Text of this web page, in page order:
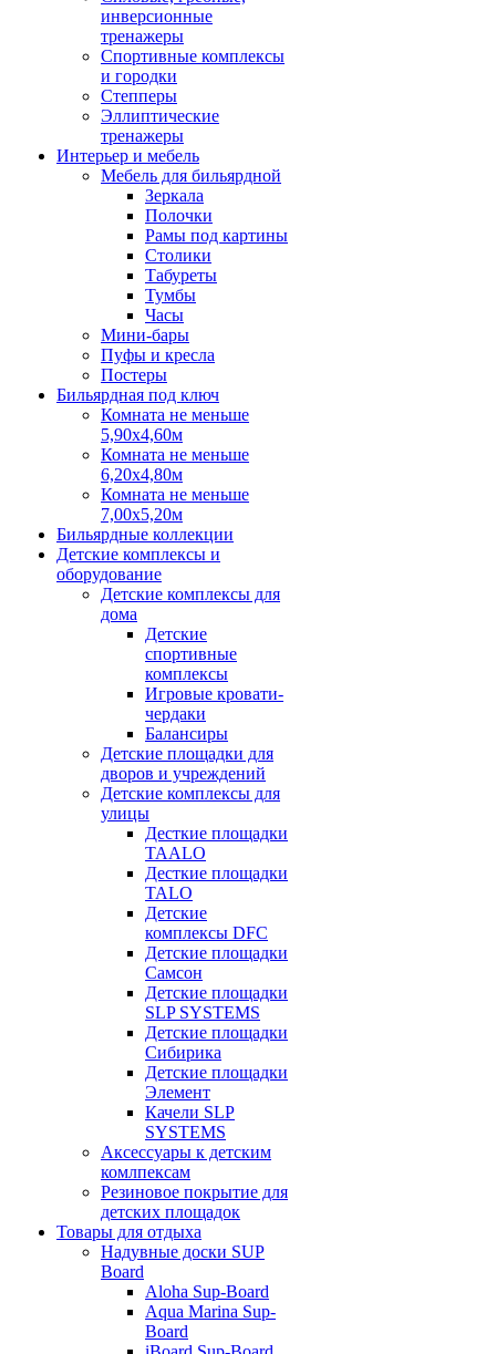
инверсионные
тренажеры
Спортивные комплексы
и городки
Степперы
Эллиптические
тренажеры
Интерьер и мебель
Мебель для бильярдной
Зеркала
Полочки
Рамы под картины
Столики
Табуреты
Тумбы
Часы
Мини-бары
Пуфы и кресла
Постеры
Бильярдная под ключ
Комната не меньше
5,90х4,60м
Комната не меньше
6,20х4,80м
Комната не меньше
7,00х5,20м
Бильярдные коллекции
Детские комплексы и
оборудование
Детские комплексы для
дома
Детские
спортивные
комплексы
Игровые кровати-
чердаки
Балансиры
Детские площадки для
дворов и учреждений
Детские комплексы для
улицы
Десткие площадки
TAALO
Десткие площадки
TALO
Детские
комплексы DFC
Детские площадки
Самсон
Детские площадки
SLP SYSTEMS
Детские площадки
Сибирика
Детские площадки
Элемент
Качели SLP
SYSTEMS
Аксессуары к детским
комлпексам
Резиновое покрытие для
детских площадок
Товары для отдыха
Надувные доски SUP
Board
Aloha Sup-Board
Aqua Marina Sup-
Board